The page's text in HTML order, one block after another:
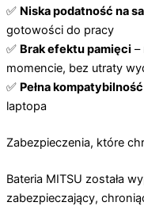
✅ Niska podatność na
gotowości do pracy
✅ Brak efektu pamięci –
momencie, bez utraty
✅ Pełna kompatybilność
laptopa
Zabezpieczenia, które
Bateria MITSU została
zabezpieczający,